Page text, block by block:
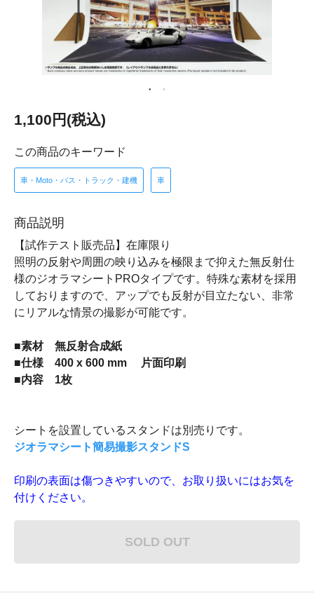
1,100円(税込)
この商品のキーワード
車・Moto・バス・トラック・建機 車
商品説明
【試作テスト販売品】在庫限り
照明の反射や周囲の映り込みを極限まで抑えた無反射仕
様のジオラマシートPROタイプです。特殊な素材を採用
しておりますので、アップでも反射が目立たない、非常
にリアルな情景の撮影が可能です。
■素材 無反射合成紙
■仕様 400 x 600 mm 片面印刷
■内容 1枚
シートを設置しているスタンドは別売りです。
ジオラマシート簡易撮影スタンドS
印刷の表面は傷つきやすいので、お取り扱いにはお気を
付けください。
SOLD OUT